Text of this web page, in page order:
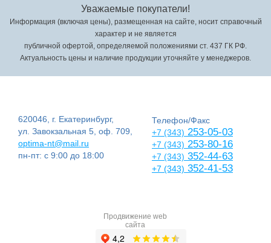
Уважаемые покупатели!
Информация (включая цены), размещенная на сайте, носит справочный
характер и не является
публичной офертой, определяемой положениями ст. 437 ГК РФ.
Актуальность цены и наличие продукции уточняйте у менеджеров.
620046, г. Екатеринбург,
ул. Завокзальная 5, оф. 709,
optima-nt@mail.ru
пн-пт: с 9:00 до 18:00
Телефон/Факс
+7 (343) 253-05-03
+7 (343) 253-80-16
+7 (343) 352-44-63
+7 (343) 352-41-53
Продвижение web
сайта